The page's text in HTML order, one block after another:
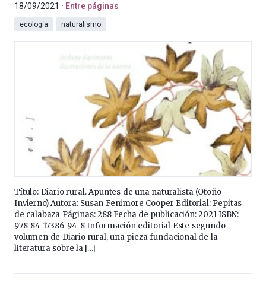
18/09/2021 Entre páginas
ecología naturalismo
Título: Diario rural. Apuntes de una naturalista (Otoño-
Invierno) Autora: Susan Fenimore Cooper Editorial: Pepitas
de calabaza Páginas: 288 Fecha de publicación: 2021 ISBN:
978-84-17386-94-8 Información editorial Este segundo
volumen de Diario rural, una pieza fundacional de la
literatura sobre la […]